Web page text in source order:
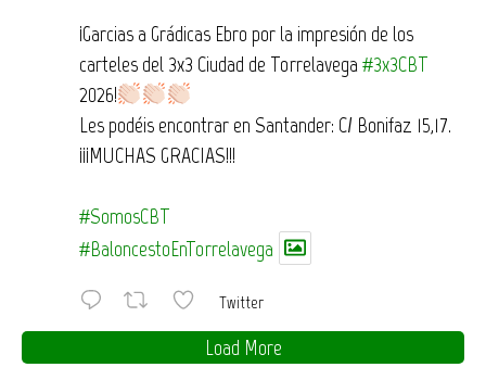
¡Garcias a Grádicas Ebro por la impresión de los
carteles del 3x3 Ciudad de Torrelavega#3x3CBT
2026!
Les podéis encontrar en Santander: C/ Bonifaz 15,17.
¡¡¡MUCHAS GRACIAS!!!
#SomosCBT
#BaloncestoEnTorrelavega
Twitter
Load More